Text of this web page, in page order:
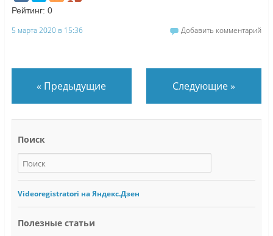
Рейтинг: 0
5 марта 2020 в 15:36 Добавить комментарий
« Предыдущие Следующие»
Поиск
Videoregistratori на Яндекс.Дзен
Полезные статьи